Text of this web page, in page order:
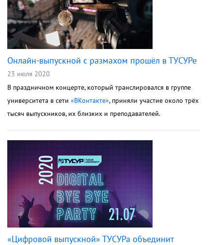
Онлайн-выпускной с размахом прошёл в ТУСУРе
23 июля 2020
В праздничном концерте, который транслировался в группе
университета в сети «ВКонтакте», приняли участие около трёх
тысяч выпускников, их близких и преподавателей.
«Цифровой выпускной» ТУСУРа объединит